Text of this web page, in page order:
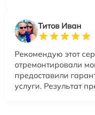
Титов Иван
Рекомендую этот
отремонтировали
предоставили
услуги. Результат